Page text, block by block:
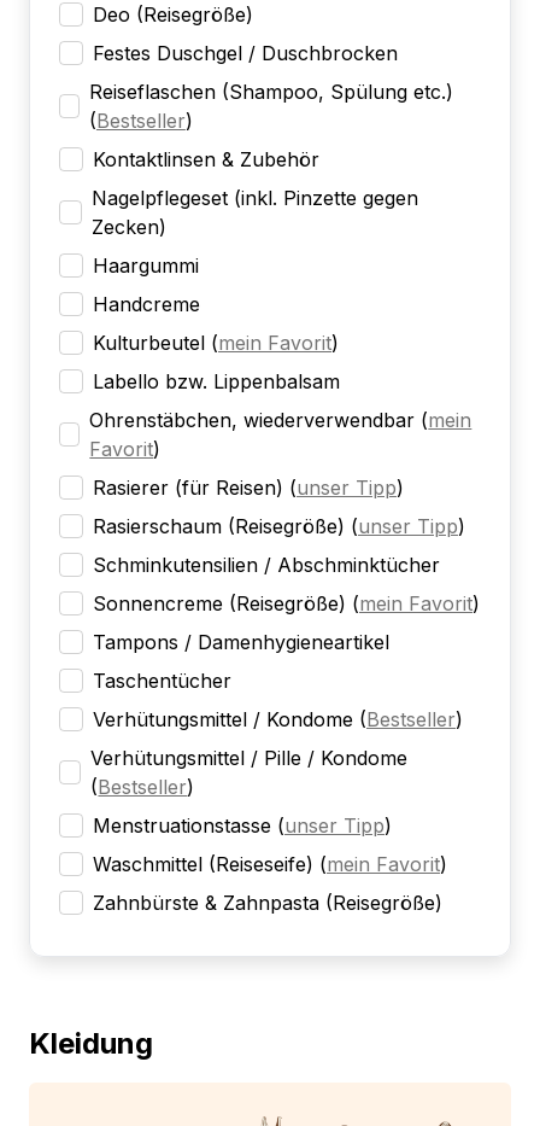
Deo (Reisegröße)
Festes Duschgel / Duschbrocken
Reiseflaschen (Shampoo, Spülung etc.)
(Bestseller)
Kontaktlinsen & Zubehör
Nagelpflegeset (inkl. Pinzette gegen
Zecken)
Haargummi
Handcreme
Kulturbeutel (mein Favorit)
Labello bzw. Lippenbalsam
Ohrenstäbchen, wiederverwendbar (mein
Favorit)
Rasierer (für Reisen) (unser Tipp)
Rasierschaum (Reisegröße) (unser Tipp)
Schminkutensilien / Abschminktücher
Sonnencreme (Reisegröße) (mein Favorit)
Tampons / Damenhygieneartikel
Taschentücher
Verhütungsmittel / Kondome (Bestseller)
Verhütungsmittel / Pille / Kondome
(Bestseller)
Menstruationstasse (unser Tipp)
Waschmittel (Reiseseife) (mein Favorit)
Zahnbürste & Zahnpasta (Reisegröße)
Kleidung